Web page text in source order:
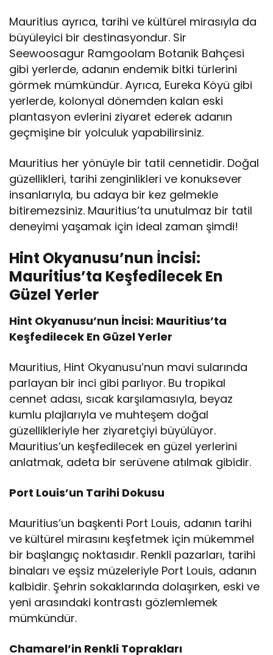
Mauritius ayrıca, tarihi ve kültürel mirasıyla da
büyüleyici bir destinasyondur. Sir
Seewoosagur Ramgoolam Botanik Bahçesi
gibi yerlerde, adanın endemik bitki türlerini
görmek mümkündür. Ayrıca, Eureka Köyü gibi
yerlerde, kolonyal dönemden kalan eski
plantasyon evlerini ziyaret ederek adanın
geçmişine bir yolculuk yapabilirsiniz.
Mauritius her yönüyle bir tatil cennetidir. Doğal
güzellikleri, tarihi zenginlikleri ve konuksever
insanlarıyla, bu adaya bir kez gelmekle
bitiremezsiniz. Mauritius’ta unutulmaz bir tatil
deneyimi yaşamak için ideal zaman şimdi!
Hint Okyanusu’nun İncisi:
Mauritius’ta Keşfedilecek En
Güzel Yerler
Hint Okyanusu’nun İncisi: Mauritius’ta
Keşfedilecek En Güzel Yerler
Mauritius, Hint Okyanusu’nun mavi sularında
parlayan bir inci gibi parlıyor. Bu tropikal
cennet adası, sıcak karşılamasıyla, beyaz
kumlu plajlarıyla ve muhteşem doğal
güzellikleriyle her ziyaretçiyi büyülüyor.
Mauritius’un keşfedilecek en güzel yerlerini
anlatmak, adeta bir serüvene atılmak gibidir.
Port Louis’un Tarihi Dokusu
Mauritius’un başkenti Port Louis, adanın tarihi
ve kültürel mirasını keşfetmek için mükemmel
bir başlangıç noktasıdır. Renkli pazarları, tarihi
binaları ve eşsiz müzeleriyle Port Louis, adanın
kalbidir. Şehrin sokaklarında dolaşırken, eski ve
yeni arasındaki kontrastı gözlemlemek
mümkündür.
Chamarel’in Renkli Toprakları